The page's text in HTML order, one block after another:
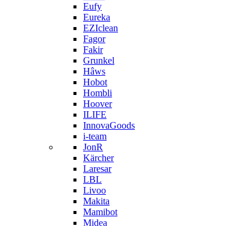
Eufy
Eureka
EZIclean
Fagor
Fakir
Grunkel
Hâws
Hobot
Hombli
Hoover
ILIFE
InnovaGoods
i-team
JonR
Kärcher
Laresar
LBL
Livoo
Makita
Mamibot
Midea